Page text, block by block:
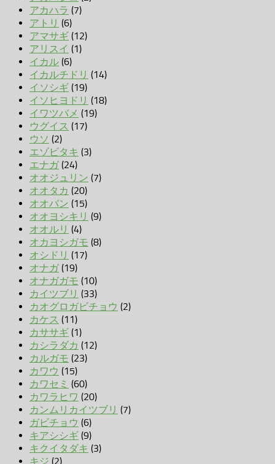
アカハラ (7)
アトリ (6)
アマサギ (12)
アリスイ (1)
イカル (6)
イカルチドリ (14)
イソシギ (19)
イソヒヨドリ (18)
イワツバメ (19)
ウグイス (17)
ウソ (2)
エゾビタキ (3)
エナガ(24)
オオジュリン (7)
オオタカ (20)
オオバン (15)
オオヨシキリ (9)
オオルリ (4)
オカヨシガモ (8)
オシドリ (17)
オナガ(19)
オナガガモ (10)
カイツブリ (33)
カオグロガビチョウ (2)
カケス (11)
カササギ (1)
カシラダカ (12)
カルガモ (23)
カワウ (15)
カワセミ (60)
カワラヒワ (20)
カンムリカイツブリ (7)
ガビチョウ (6)
キアシシギ (9)
キクイタダキ (3)
キジ (2)